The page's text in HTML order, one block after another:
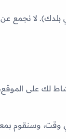
السن الأدنى
لك على